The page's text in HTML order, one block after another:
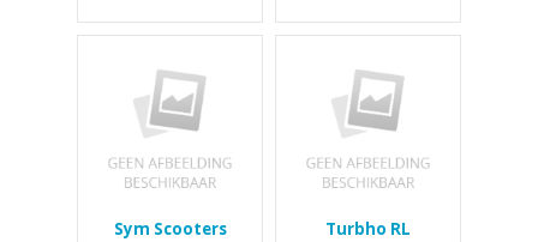
Sym Scooters Turbho RL